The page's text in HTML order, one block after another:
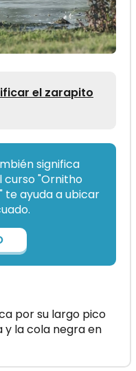
el zarapito
significa
"Ornitho
te ayuda a ubicar
por su largo pico
y la cola negra en